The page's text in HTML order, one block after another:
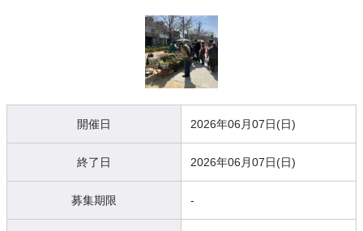
開催日 2026年06月07日(日)
終了日 2026年06月07日(日)
募集期限 -